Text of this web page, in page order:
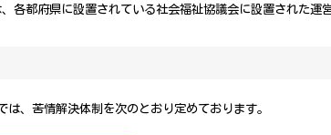
各都府県に設置されている社会福祉協議会に設置された運
、苦情解決体制を次のとおり定めております。